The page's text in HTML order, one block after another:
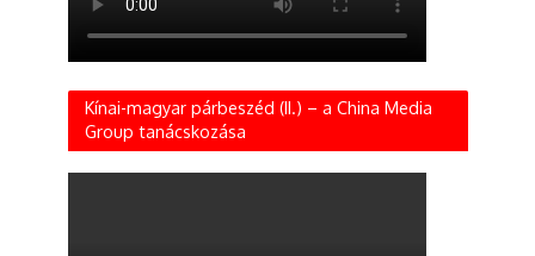
Kínai-magyar párbeszéd (II.) – a China Media
Group tanácskozása